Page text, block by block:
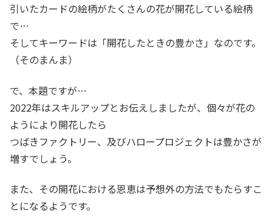
引いたカードの絵柄がたくさんの花が開花している絵柄
で…
そしてキーワードは「開花したときの豊かさ」なのです。
（そのまんま）
で、本題ですが…
2022年はスキルアップとお伝えしましたが、個々が花の
ようにより開花したら
つばきファクトリー、及びハロープロジェクトは豊かさが
増すでしょう。
また、その開花における恩恵は予想外の方法でもたらすこ
とになるようです。